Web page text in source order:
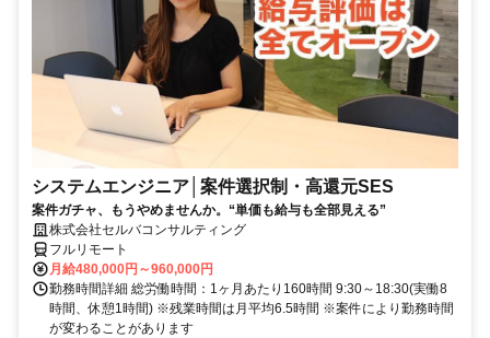
システムエンジニア│案件選択制・高還元SES
案件ガチャ、もうやめませんか。“単価も給与も全部見える”
株式会社セルバコンサルティング
フルリモート
月給480,000円～960,000円
勤務時間詳細 総労働時間：1ヶ月あたり160時間 9:30～18:30(実働8
時間、休憩1時間) ※残業時間は月平均6.5時間 ※案件により勤務時間
が変わることがあります